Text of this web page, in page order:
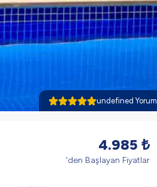
undefined Yorum
4.985 ₺
'den Başlayan Fiyatlar